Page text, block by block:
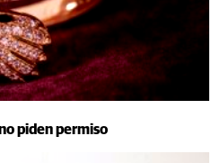
piden permiso